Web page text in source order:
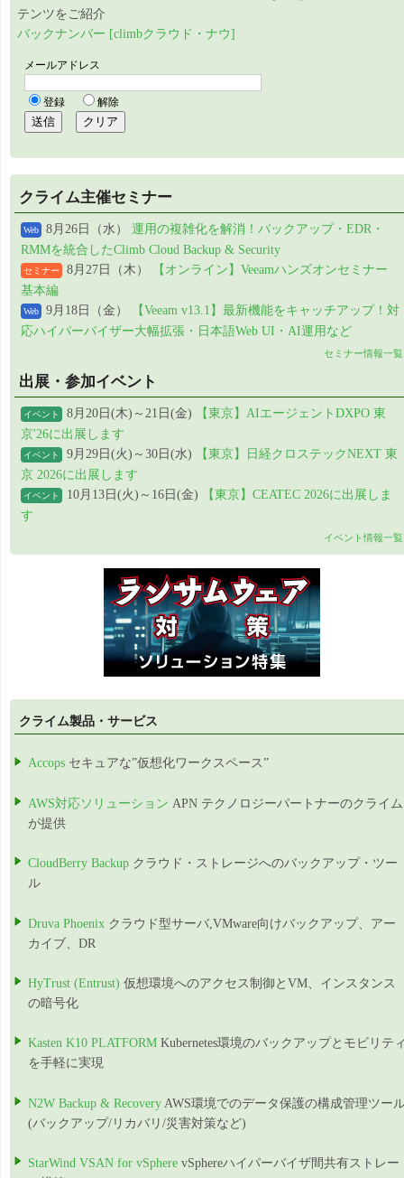
テンツをご紹介
バックナンバー [climbクラウド・ナウ]
クライム主催セミナー
Web 8月26日（水） 運用の複雑化を解消！バックアップ・EDR・
RMMを統合したClimb Cloud Backup & Security
セミナー 8月27日（木）
【オンライン】Veeamハンズオンセミナー
基本編
Web 9月18日（金）
【Veeam v13.1】最新機能をキャッチアップ！対
応ハイパーバイザー大幅拡張・日本語Web UI・AI運用など
セミナー情報一覧
出展・参加イベント
イベント 8月20日(木)～21日(金)
【東京】AIエージェントDXPO 東
京'26に出展します
イベント 9月29日(火)～30日(水)
【東京】日経クロステックNEXT 東
京 2026に出展します
イベント 10月13日(火)～16日(金)
【東京】CEATEC 2026に出展しま
す
イベント情報一覧
クライム製品・サービス
Accops セキュアな”仮想化ワークスペース”
AWS対応ソリューション APN テクノロジーパートナーのクライム
が提供
CloudBerry Backup クラウド・ストレージへのバックアップ・ツー
ル
Druva Phoenix クラウド型サーバ,VMware向けバックアップ、アー
カイブ、DR
HyTrust (Entrust) 仮想環境へのアクセス制御とVM、インスタンス
の暗号化
Kasten K10 PLATFORM Kubernetes環境のバックアップとモビリテ
を手軽に実現
N2W Backup & Recovery AWS環境でのデータ保護の構成管理ツー
(バックアップ/リカバリ/災害対策など)
StarWind VSAN for vSphere vSphereハイパーバイザ間共有ストレー